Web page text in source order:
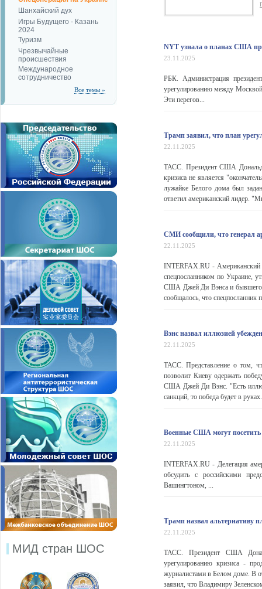
Шанхайский дух
Игры Будущего - Казань
2024
Туризм
Чрезвычайные
происшествия
Международное
сотрудничество
Все темы »
МИД стран ШОС
NYT узнала о планах США
23.11.2025
РБК. Администрация
урегулированию между
Эти перегов...
Трамп заявил, что план
22.11.2025
ТАСС. Президент США Дональд
кризиса не является
лужайке Белого дома был
ответил американский лидер.
СМИ сообщили, что генерал
22.11.2025
INTERFAX.RU - Американский
спецпосланником по Украине,
США Джей Ди Вэнса и бывшего
сообщалось, что
Вэнс назвал иллюзией
22.11.2025
ТАСС. Представление о том,
позволит Киеву одержать
США Джей Ди Вэнс. "Есть
санкций, то победа будет в
Военные США могут посетить
22.11.2025
INTERFAX.RU - Делегация
обсудить с российскими
Вашингтоном, ...
Трамп назвал альтернативу
22.11.2025
ТАСС. Президент США
урегулированию кризиса -
журналистами в Белом доме. В
заявил, что Владимиру